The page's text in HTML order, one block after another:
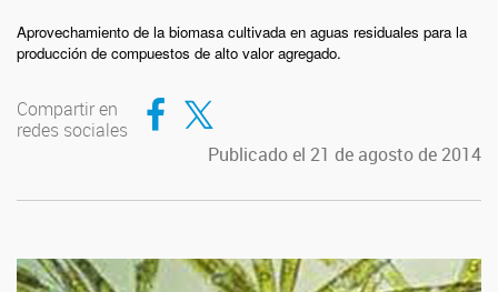
Aprovechamiento de la biomasa cultivada en aguas residuales para la
producción de compuestos de alto valor agregado.
Compartir en
redes sociales
Compartir en Facebook
Compartir en Twitter
Publicado el 21 de agosto de 2014